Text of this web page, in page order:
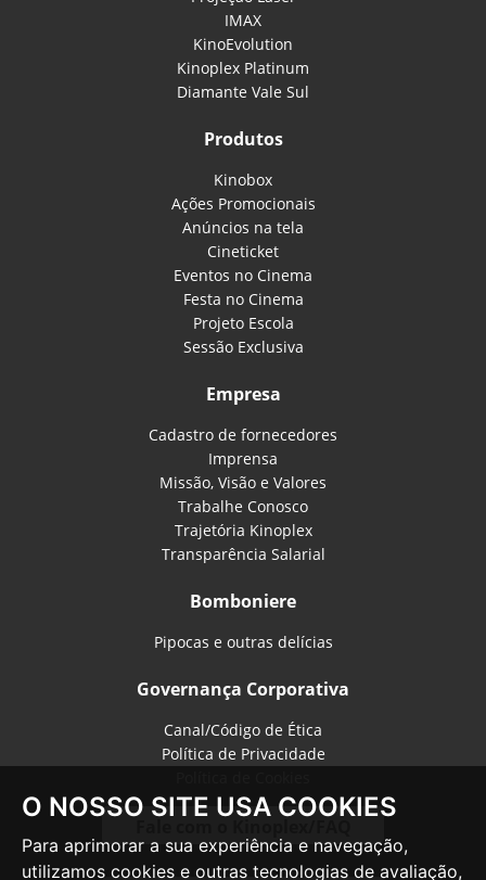
O NOSSO SITE USA COOKIES
Para aprimorar a sua experiência e navegação,
utilizamos cookies e outras tecnologias de avaliação,
IMAX
KinoEvolution
Kinoplex Platinum
Diamante Vale Sul
Produtos
Kinobox
Ações Promocionais
Anúncios na tela
Cineticket
Eventos no Cinema
Festa no Cinema
Projeto Escola
Sessão Exclusiva
Empresa
Cadastro de fornecedores
Imprensa
Missão, Visão e Valores
Trabalhe Conosco
Trajetória Kinoplex
Transparência Salarial
Bomboniere
Pipocas e outras delícias
Governança Corporativa
Canal/Código de Ética
Política de Privacidade